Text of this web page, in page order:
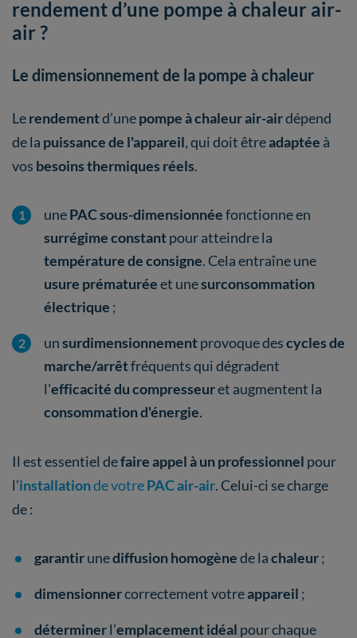
rendement d’une pompe à chaleur air-
air ?
Le dimensionnement de la pompe à chaleur
Lerendementd’unepompe à chaleur air-airdépend
de la puissance de l'appareil,qui doit êtreadaptée à
vos besoins thermiques réels.
unePAC sous-dimensionnéefonctionne en
surrégime constantpour atteindre la
température de consigne. Cela entraîne une
usure prématuréeet unesurconsommation
électrique ;
unsurdimensionnementprovoque descycles de
marche/arrêtfréquents qui dégradent
l'efficacité du compresseuret augmentent la
consommation d'énergie.
Il est essentiel defaire appel à un professionnel pour
l’installationde votrePAC air-air. Celui-ci se charge
de :
garantirunediffusion homogènede lachaleur;
dimensionnercorrectement votreappareil ;
déterminerl’emplacement idéal pour chaque